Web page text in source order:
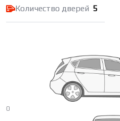
Количество дверей 5
0